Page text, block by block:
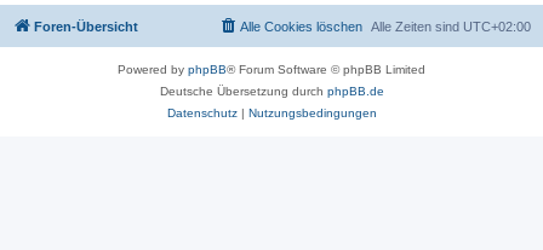
Foren-Übersicht Alle Zeiten sind UTC+02:00
Alle Cookies löschen
Powered by phpBB® Forum Software © phpBB Limited
Deutsche Übersetzung durch phpBB.de
Datenschutz| Nutzungsbedingungen